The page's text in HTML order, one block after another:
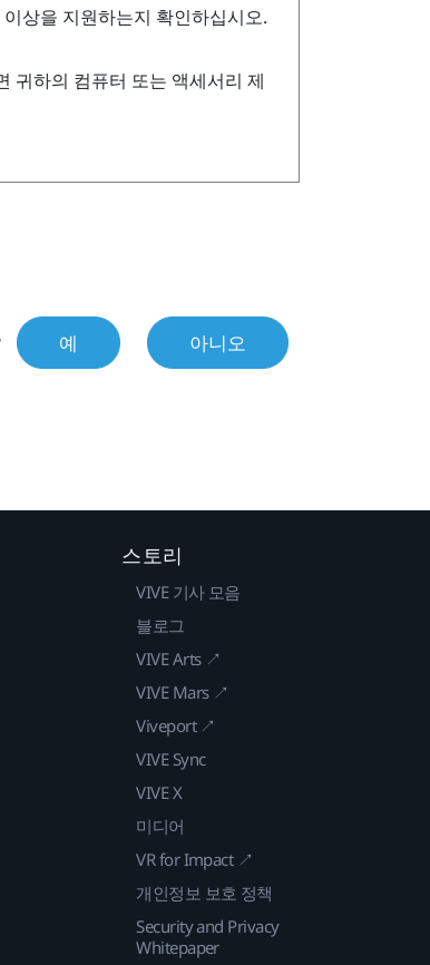
상을 지원하는지 확인하십시오.
귀하의 컴퓨터 또는 액세서리 제
예 아니오
스토리
VIVE 기사 모음
블로그
VIVE Arts ↗
VIVE Mars ↗
Viveport ↗
VIVE Sync
VIVE X
미디어
VR for Impact ↗
개인정보 보호 정책
Security and Privacy
Whitepaper